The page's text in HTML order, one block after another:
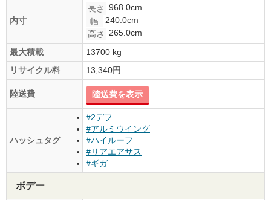
内寸
長さ
968.0cm
幅
240.0cm
高さ
265.0cm
最大積載
13700 kg
リサイクル料
13,340円
陸送費 陸送費を表示
ハッシュタグ
#2デフ
#アルミウイング
#ハイルーフ
#リアエアサス
#ギガ
ボデー